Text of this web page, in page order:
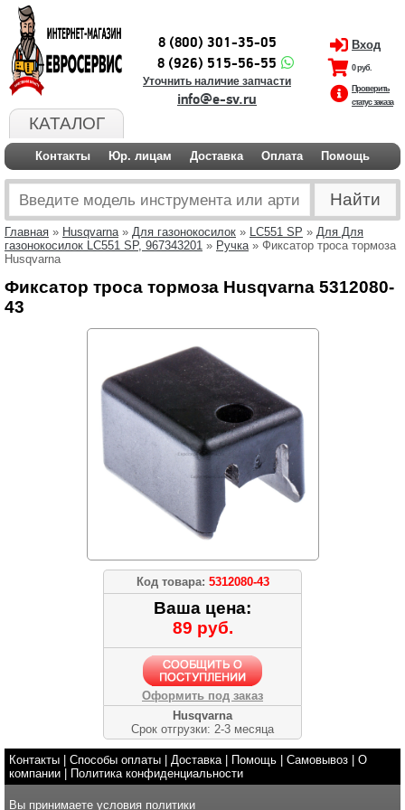
КАТАЛОГ
8 (800) 301-35-05
8 (926) 515-56-55
Уточнить наличие запчасти
info@e-sv.ru
Вход
0 руб.
Проверить
статус заказа
Контакты Юр. лицам Доставка Оплата Помощь
Главная » Husqvarna» Для газонокосилок » LC551 SP » Для Для
газонокосилок LC551 SP, 967343201 » Ручка» Фиксатор троса тормоза
Husqvarna
Фиксатор троса тормоза Husqvarna 5312080-
43
Код товара: 5312080-43
Ваша цена:
89 руб.
Оформить под заказ
Husqvarna
Срок отгрузки: 2-3 месяца
Контакты Способы оплаты Доставка| Помощь Самовывоз
О
компании
Политика конфиденциальности
Вы принимаете условия политики